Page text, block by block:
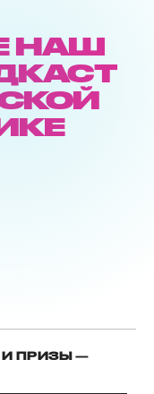
НАШ
ПРИЗЫ —